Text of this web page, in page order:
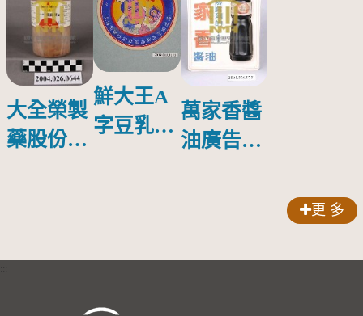
大全榮製
藥股份有
鮮大王A
字豆乳罐
萬家香醬
油廣告塑
更 多